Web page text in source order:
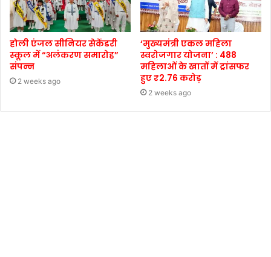
होली एंजल सीनियर सेकेंडरी
स्कूल में “अलंकरण समारोह”
संपन्न
2 weeks ago
‘मुख्यमंत्री एकल महिला
स्वरोजगार योजना’ : 488
महिलाओं के खातों में ट्रांसफर
हुए ₹2.76 करोड़
2 weeks ago